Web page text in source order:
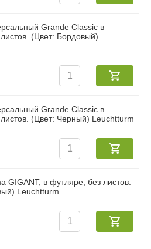
Grande Classic в
(Цвет: Бордовый)
Grande Classic в
(Цвет: Черный) Leuchtturm
GIGANT, в футляре, без листов.
Leuchtturm